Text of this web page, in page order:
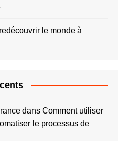
le monde à
dans Comment utiliser
le processus de